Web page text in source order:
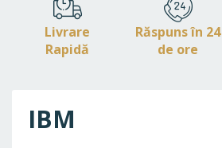
Livrare
Rapidă
Răspuns în 24
de ore
IBM